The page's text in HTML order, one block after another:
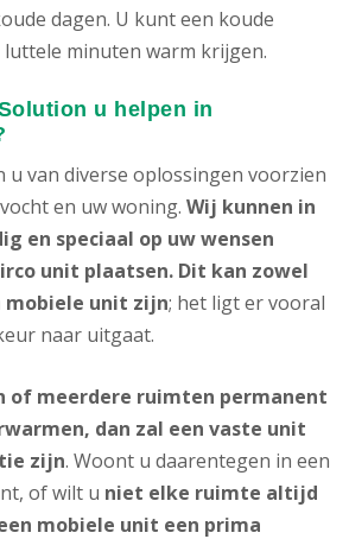
dagen. U kunt een koude
minuten warm krijgen.
u helpen in
u van diverse oplossingen voorzien
en uw woning. Wij kunnen in
en speciaal op uw wensen
unit plaatsen. Dit kan zowel
mobiele unit zijn; het ligt er vooral
naar uitgaat.
of meerdere ruimten permanent
dan zal een vaste unit
zijn. Woont u daarentegen in een
of wilt u niet elke ruimte altijd
mobiele unit een prima